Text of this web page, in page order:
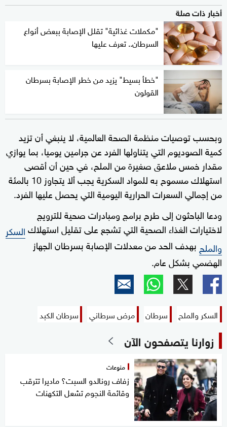
أخبار ذات صلة
"مكملات غذائية" تقلل الإصابة ببعض أنواع
السرطان.. تعرف عليها
"خطأ بسيط" يزيد من خطر الإصابة بسرطان
القولون
وبحسب توصيات منظمة الصحة العالمية، لا ينبغي أن تزيد
كمية الصوديوم التي يتناولها الفرد عن جرامين يوميا، بما يوازي
مقدار خمس ملاعق صغيرة من الملح، في حين أن أقصى
استهلاك مسموح به للمواد السكرية يجب ألا يتجاوز 10 بالمئة
من إجمالي السعرات الحرارية اليومية التي يحصل عليها الفرد.
ودعا الباحثون إلى طرح برامج ومبادرات صحية للترويج
لاختيارات الغذاء الصحية التي تشجع على تقليل استهلاكالسكر
والملح بهدف الحد من معدلات الإصابة بسرطان الجهاز
الهضمي بشكل عام.
السكر والملح سرطان مرض سرطاني سرطان الكبد
زوارنا يتصفحون الآن
منوعات
زفاف رونالدو السبت؟ ماديرا تترقب
وقائمة النجوم تشعل التكهنات